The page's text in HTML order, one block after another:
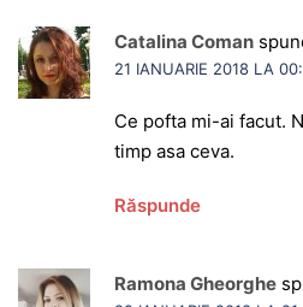
Catalina Coman
21 IANUARIE 2018 LA
Ce pofta mi-ai facut.
timp asa ceva.
Răspunde
Ramona Gheorghe